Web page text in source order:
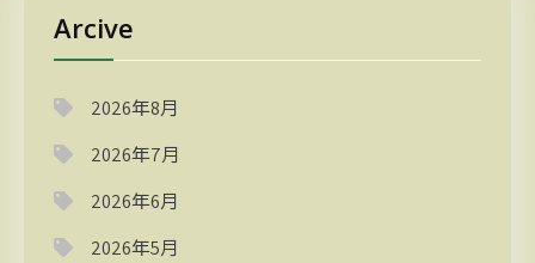
Arcive
2026年8月
2026年7月
2026年6月
2026年5月